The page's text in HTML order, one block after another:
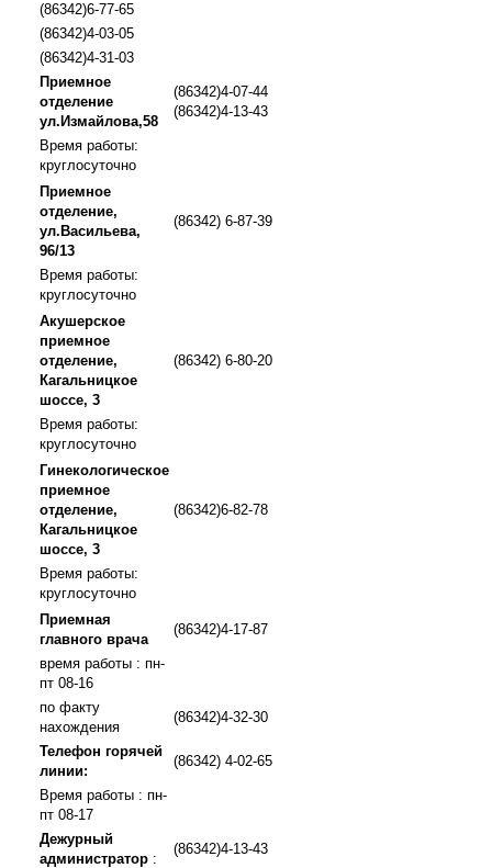
(86342)6-77-65
(86342)4-03-05
(86342)4-31-03
Приемное
отделение
ул.Измайлова,58
(86342)4-07-44
(86342)4-13-43
Время работы:
круглосуточно
Приемное
отделение,
ул.Васильева,
96/13
(86342) 6-87-39
Время работы:
круглосуточно
Акушерское
приемное
отделение,
Кагальницкое
шоссе, 3
(86342) 6-80-20
Время работы:
круглосуточно
Гинекологическое
приемное
отделение,
Кагальницкое
шоссе, 3
(86342)6-82-78
Время работы:
круглосуточно
Приемная
главного врача
(86342)4-17-87
время работы : пн-
пт 08-16
по факту
нахождения
(86342)4-32-30
Телефон горячей
линии:
(86342) 4-02-65
Время работы : пн-
пт 08-17
Дежурный
администратор :
(86342)4-13-43